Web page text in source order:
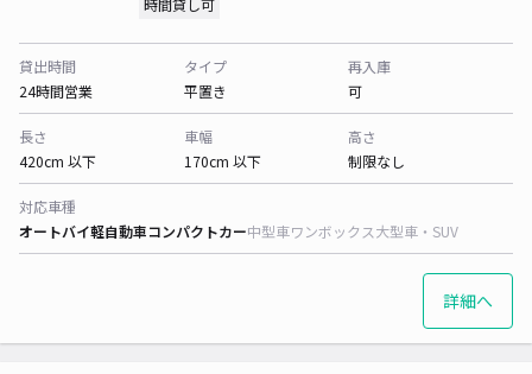
時間貸し可
貸出時間
24時間営業
タイプ
平置き
再入庫
可
長さ
420cm 以下
車幅
170cm 以下
高さ
制限なし
対応車種
オートバイ軽自動車コンパクトカー中型車ワンボックス大型車・SUV
詳細へ